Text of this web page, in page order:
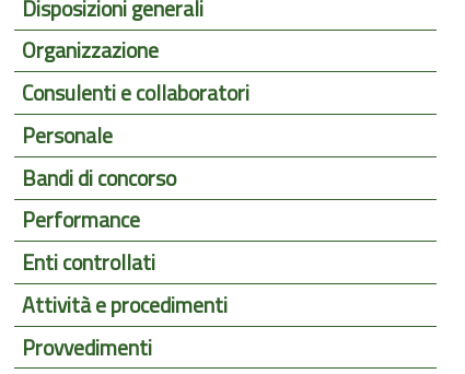
Disposizioni generali
Organizzazione
Consulenti e collaboratori
Personale
Bandi di concorso
Performance
Enti controllati
Attività e procedimenti
Provvedimenti